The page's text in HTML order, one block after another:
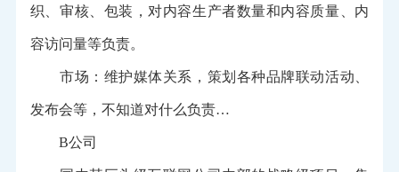
织、审核、包装，对内容生产者数量和内容质量、内
容访问量等负责。
市场：维护媒体关系，策划各种品牌联动活动、
发布会等，不知道对什么负责…
B公司